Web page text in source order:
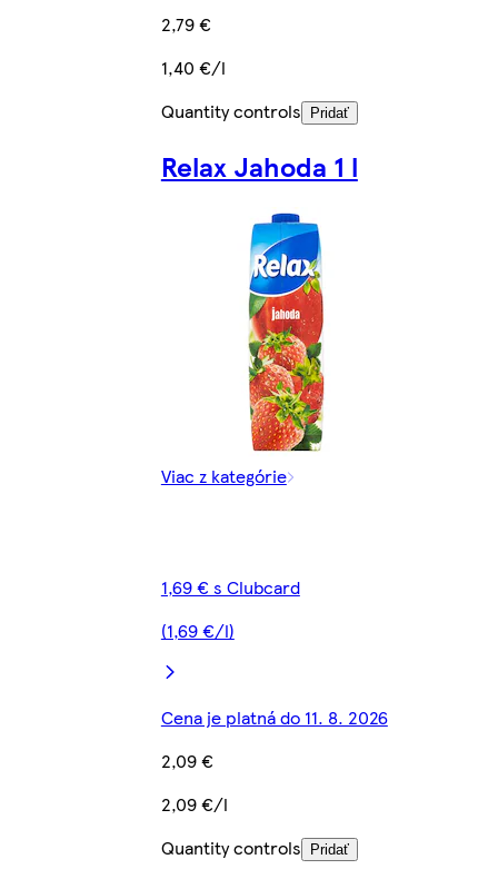
2,79 €
1,40 €/l
Quantity controls
Pridať
Relax Jahoda 1 l
Viac z kategórie
1,69 € s Clubcard
(1,69 €/l)
Cena je platná do 11. 8. 2026
2,09 €
2,09 €/l
Quantity controls
Pridať